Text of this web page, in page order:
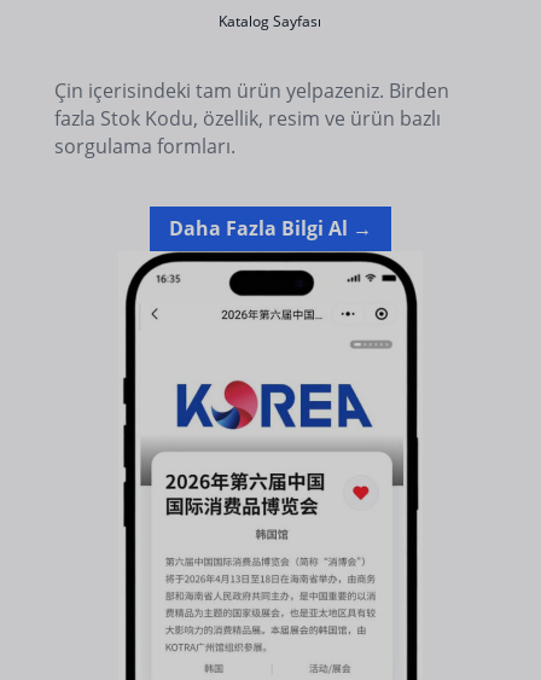
Katalog Sayfası
Çin içerisindeki tam ürün yelpazeniz. Birden
fazla Stok Kodu, özellik, resim ve ürün bazlı
sorgulama formları.
Daha Fazla Bilgi Al →